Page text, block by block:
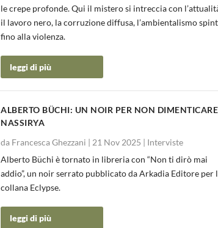
le crepe profonde. Qui il mistero si intreccia con
il lavoro nero, la corruzione diffusa, l’ambientalismo
fino alla violenza.
leggi di più
ALBERTO BÜCHI: UN NOIR PER NON DIMENTICARE
NASSIRYA
da Francesca Ghezzani | 21 Nov 2025 | Interviste
Alberto Büchi è tornato in libreria con “Non ti dirò mai
addio”, un noir serrato pubblicato da Arkadia Editore per
collana Eclypse.
leggi di più